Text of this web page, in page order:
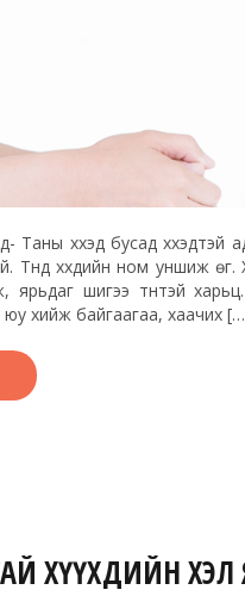
Таны хүүхэд бусад
Түүнд хүүхдийн ном
ярьдаг шигээ түүнтэй
юу хийж байгаагаа, хаачих
ХҮҮХДИЙН